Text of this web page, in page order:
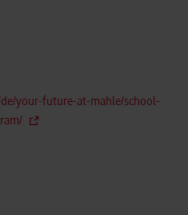
your-future-at-mahle/school-